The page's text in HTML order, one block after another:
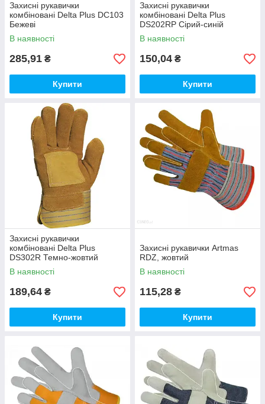
Захисні рукавички
комбіновані Delta Plus DC103
Бежеві
В наявності
285,91 ₴
Купити
Захисні рукавички
комбіновані Delta Plus
DS202RP Сірий-синій
В наявності
150,04 ₴
Купити
Захисні рукавички
комбіновані Delta Plus
DS302R Темно-жовтий
В наявності
189,64 ₴
Купити
Захисні рукавички Artmas
RDZ, жовтий
В наявності
115,28 ₴
Купити